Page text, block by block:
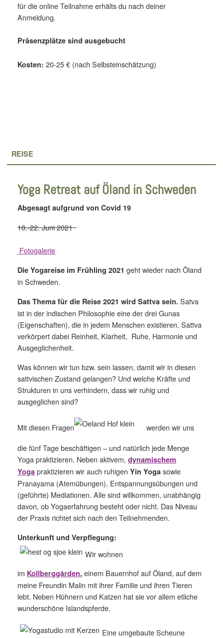
für die online Teilnahme erhälts du nach deiner
Anmeldung.
Präsenzplätze sind ausgebucht
Kosten: 20-25 € (nach Selbsteinschätzung)
REISE
Yoga Retreat auf Öland in Schweden
Abgesagt aufgrund von Covid 19
18.-22. Juni 2021
Fotogalerie
Die Yogareise im Frühling 2021geht wieder nach Öland
in Schweden.
Das Thema für die Reise 2021 wird Sattva sein.Satva
ist in der indischen Philosophie eine der drei Gunas
(Eigenschaften), die in jedem Menschen existieren. Sattva
verkörpert dabei Reinheit, Klarheit, Ruhe, Harmonie und
Ausgeglichenheit.
Was können wir tun bzw. sein lassen, damit wir in diesen
sattvischen Zustand gelangen? Und welche Kräfte und
Strukturen in uns verhindern, dass wir ruhig und
ausgeglichen sind?
Mit diesen Fragen
werden wir uns
die fünf Tage beschäftigen – und natürlich jede Menge
Yoga praktizieren. Neben aktivem,dynamischem
Yoga praktizieren wir auch ruhigenYin Yoga sowie
Pranayama (Atemübungen), Entspannungsübungen und
(geführte) Mediationen. Alle sind willkommen, unabhängig
davon, ob Yogaerfahrung besteht oder nicht. Das Niveau
der Praxis richtet sich nach den Teilnehmenden.
Unterkunft und Verpflegung:
Wir wohnen
im Kollberggården, einem Bauernhof auf Öland, auf dem
meine Freundin Malin mit ihrer Familie und ihren Tieren
lebt. Neben Hühnern und Katzen hat sie vor allem etliche
wunderschöne Islandspferde.
Eine umgebaute Scheune